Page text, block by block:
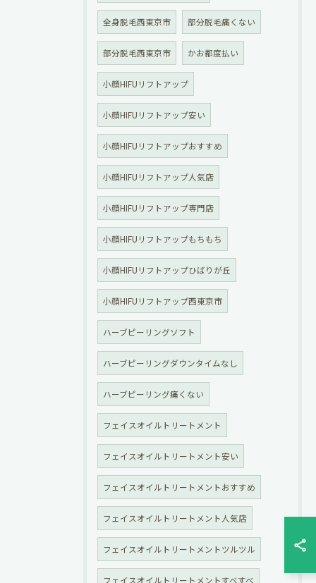
全身脱毛西東京市 部分脱毛痛くない
部分脱毛西東京市 かお都度払い
小顔HIFUリフトアップ
小顔HIFUリフトアップ安い
小顔HIFUリフトアップおすすめ
小顔HIFUリフトアップ人気店
小顔HIFUリフトアップ専門店
小顔HIFUリフトアップもちもち
小顔HIFUリフトアップひばりが丘
小顔HIFUリフトアップ西東京市
ハーブピーリングソフト
ハーブピーリングダウンタイムなし
ハーブピーリング痛くない
フェイスオイルトリートメント
フェイスオイルトリートメント安い
フェイスオイルトリートメントおすすめ
フェイスオイルトリートメント人気店
フェイスオイルトリートメントツルツル
フェイスオイルトリートメントすべすべ